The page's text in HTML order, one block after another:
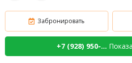
Забронировать
+7 (928) 950-...